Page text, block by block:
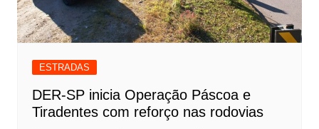
ESTRADAS
DER-SP inicia Operação Páscoa e
Tiradentes com reforço nas rodovias